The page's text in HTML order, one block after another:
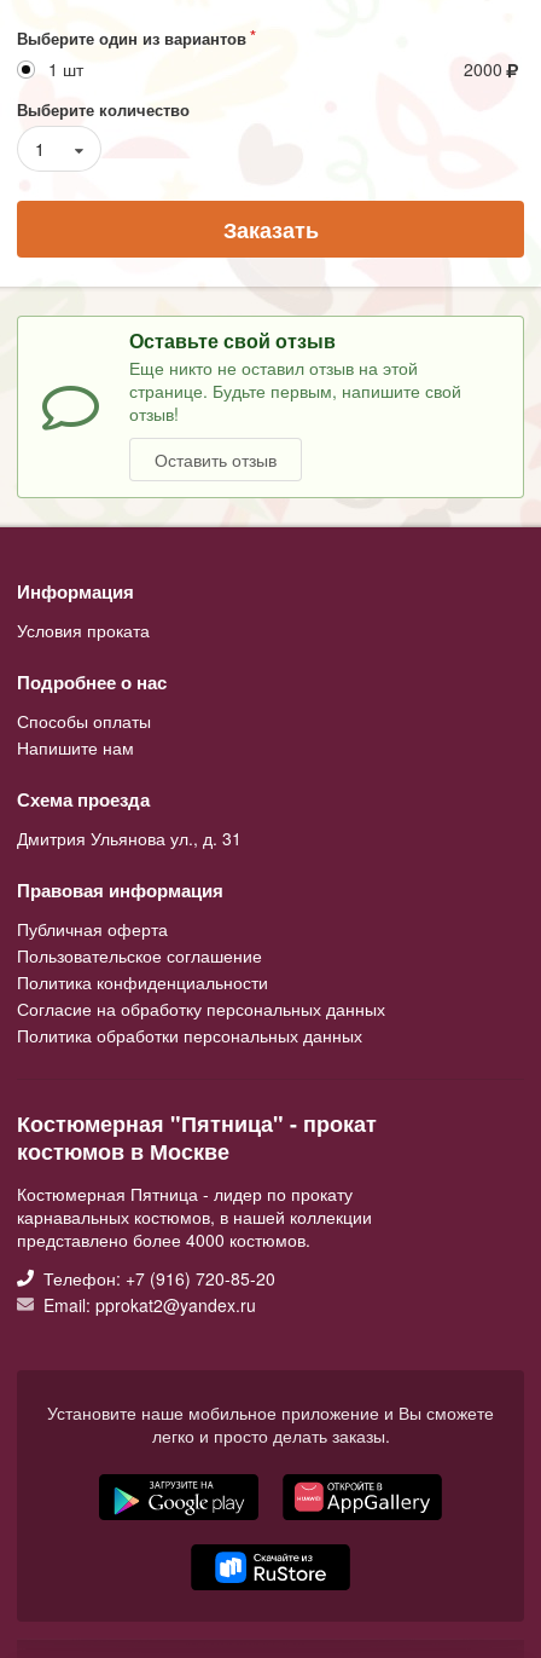
Выберите один из вариантов
1 шт 2000
Выберите количество
1
Заказать
Оставьте свой отзыв
Еще никто не оставил отзыв на этой
странице. Будьте первым, напишите свой
отзыв!
Оставить отзыв
Информация
Условия проката
Подробнее о нас
Способы оплаты
Напишите нам
Схема проезда
Дмитрия Ульянова ул., д. 31
Правовая информация
Публичная оферта
Пользовательское соглашение
Политика конфиденциальности
Согласие на обработку персональных данных
Политика обработки персональных данных
Костюмерная "Пятница" - прокат
костюмов в Москве
Костюмерная Пятница - лидер по прокату
карнавальных костюмов, в нашей коллекции
представлено более 4000 костюмов.
Телефон: +7 (916) 720-85-20
Email: pprokat2@yandex.ru
Установите наше мобильное приложение и Вы сможете
легко и просто делать заказы.